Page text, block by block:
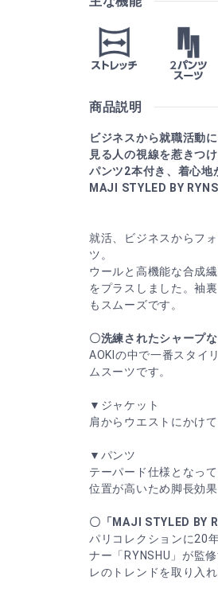
商品説明
ビジネスから就職活動
見る人の視線を惹きつ
パンツ2本付き、着心地
MAJI STYLED BY
就活、ビジネスからフ
ツ。
ウールと高機能な合成
をプラスしました。袖
もスムーズです。
〇洗練されたシャープ
AOKIの中で一番スタイ
ムスーツです。
▼ジャケット
肩からウエストにかけ
▼パンツ
テーパード仕様となっ
位置が高いため脚長効果
〇「MAJI STYLED BY
パリコレクションに20
ナー「RYNSHU」が監
レのトレンドを取り入